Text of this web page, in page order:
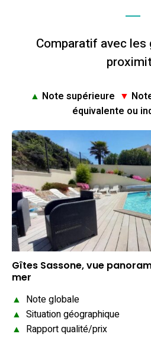
Comparatif avec
▲ Note supérieure ▼
équivalente ou
Gîtes Sassone, vue
mer
▲ Note globale
▲ Situation géographique
▲ Rapport qualité/prix